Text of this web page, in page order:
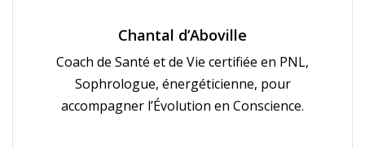
Chantal d’Aboville
Coach de Santé et de Vie certifiée en PNL,
Sophrologue, énergéticienne, pour
accompagner l’Évolution en Conscience.